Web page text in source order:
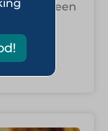
dan alleen